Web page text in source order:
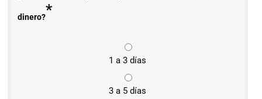
dinero?*
1 a 3 días
3 a 5 días